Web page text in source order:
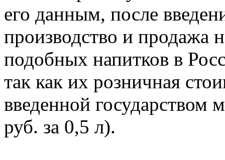
его данным, после
производство и продажа
подобных напитков в
так как их розничная
введенной
руб. за 0,5 л).